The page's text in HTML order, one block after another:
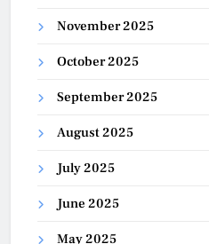
November 2025
October 2025
September 2025
August 2025
July 2025
June 2025
May 2025